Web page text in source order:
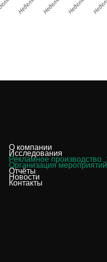
О компании
Исследования
Рекламное производство
Организация мероприятий
Отчёты
Новости
Контакты